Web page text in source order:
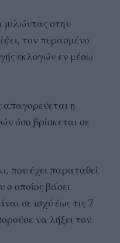
μιλώντας στην
τον περασμένο
εκλογών εν μέσω
η
όσο βρίσκεται σε
που έχει παραταθεί
οποίος βάσει
σε ισχύ έως τις 7
να λήξει τον